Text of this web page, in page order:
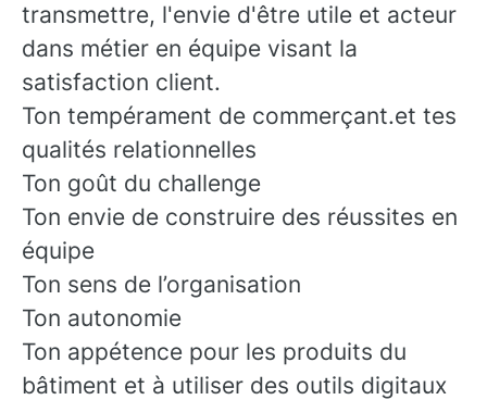
transmettre, l'envie d'être utile et acteur
dans métier en équipe visant la
satisfaction client.
Ton tempérament de commerçant.et tes
qualités relationnelles
Ton goût du challenge
Ton envie de construire des réussites en
équipe
Ton sens de l’organisation
Ton autonomie
Ton appétence pour les produits du
bâtiment et à utiliser des outils digitaux